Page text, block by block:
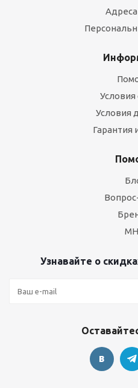
Условия
Гарантия
Узнавайте о